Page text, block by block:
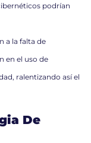
podrían
a la falta de
en el uso de
ralentizando así el
De